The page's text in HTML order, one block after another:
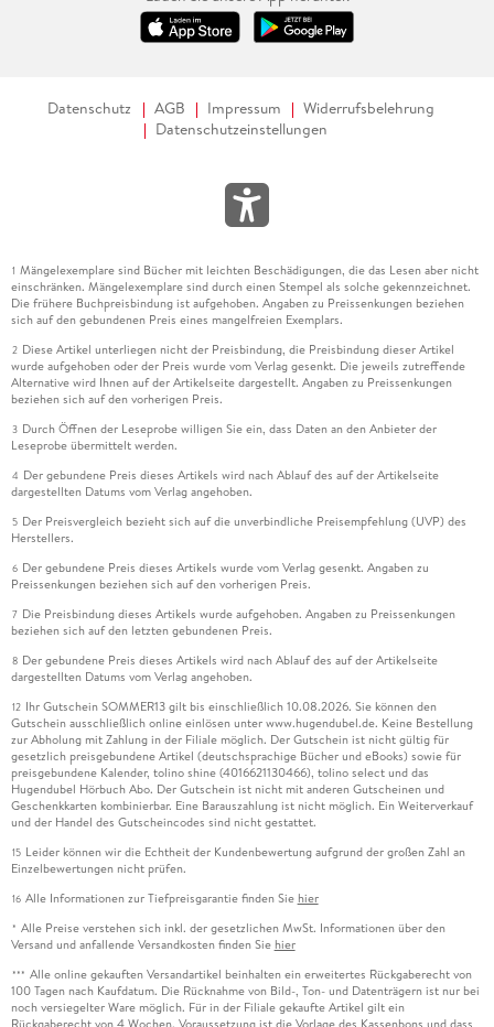
Datenschutz AGB Impressum
Widerrufsbelehrung
Datenschutzeinstellungen
1 Mängelexemplare sind Bücher mit leichten Beschädigungen, die das Lesen aber nicht
einschränken. Mängelexemplare sind durch einen Stempel als solche gekennzeichnet.
Die frühere Buchpreisbindung ist aufgehoben. Angaben zu Preissenkungen beziehen
sich auf den gebundenen Preis eines mangelfreien Exemplars.
2 Diese Artikel unterliegen nicht der Preisbindung, die Preisbindung dieser Artikel
wurde aufgehoben oder der Preis wurde vom Verlag gesenkt. Die jeweils zutreffende
Alternative wird Ihnen auf der Artikelseite dargestellt. Angaben zu Preissenkungen
beziehen sich auf den vorherigen Preis.
3 Durch Öffnen der Leseprobe willigen Sie ein, dass Daten an den Anbieter der
Leseprobe übermittelt werden.
4 Der gebundene Preis dieses Artikels wird nach Ablauf des auf der Artikelseite
dargestellten Datums vom Verlag angehoben.
5 Der Preisvergleich bezieht sich auf die unverbindliche Preisempfehlung (UVP) des
Herstellers.
6 Der gebundene Preis dieses Artikels wurde vom Verlag gesenkt. Angaben zu
Preissenkungen beziehen sich auf den vorherigen Preis.
7 Die Preisbindung dieses Artikels wurde aufgehoben. Angaben zu Preissenkungen
beziehen sich auf den letzten gebundenen Preis.
8 Der gebundene Preis dieses Artikels wird nach Ablauf des auf der Artikelseite
dargestellten Datums vom Verlag angehoben.
12 Ihr Gutschein SOMMER13 gilt bis einschließlich 10.08.2026. Sie können den
Gutschein ausschließlich online einlösen unter www.hugendubel.de. Keine Bestellung
zur Abholung mit Zahlung in der Filiale möglich. Der Gutschein ist nicht gültig für
gesetzlich preisgebundene Artikel (deutschsprachige Bücher und eBooks) sowie für
preisgebundene Kalender, tolino shine (4016621130466), tolino select und das
Hugendubel Hörbuch Abo. Der Gutschein ist nicht mit anderen Gutscheinen und
Geschenkkarten kombinierbar. Eine Barauszahlung ist nicht möglich. Ein Weiterverkauf
und der Handel des Gutscheincodes sind nicht gestattet.
15 Leider können wir die Echtheit der Kundenbewertung aufgrund der großen Zahl an
Einzelbewertungen nicht prüfen.
16 Alle Informationen zur Tiefpreisgarantie finden Sie hier
* Alle Preise verstehen sich inkl. der gesetzlichen MwSt. Informationen über den
Versand und anfallende Versandkosten finden Sie hier
*** Alle online gekauften Versandartikel beinhalten ein erweitertes Rückgaberecht von
100 Tagen nach Kaufdatum. Die Rücknahme von Bild-, Ton- und Datenträgern ist nur bei
noch versiegelter Ware möglich. Für in der Filiale gekaufte Artikel gilt ein